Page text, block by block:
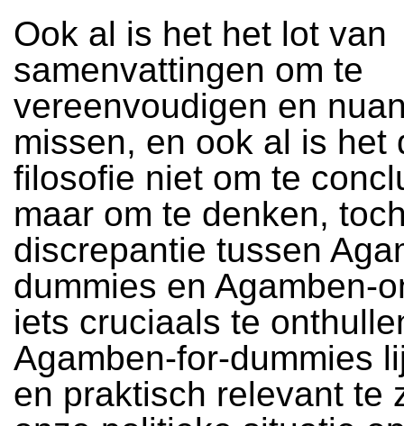
Ook al is het het lot van
samenvattingen om te
vereenvoudigen en
missen, en ook al is het
filosofie niet om te
maar om te denken,
discrepantie tussen
dummies en Agamben-
iets cruciaals te
Agamben-for-dummies
en praktisch relevant te